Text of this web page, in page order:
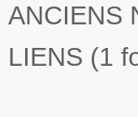
ANCIENS
LIENS (1